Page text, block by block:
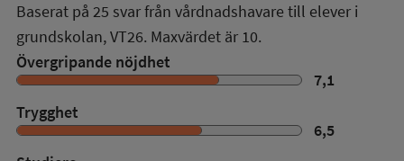
Baserat på 25 svar från vårdnadshavare till elever i
grundskolan,VT26. Maxvärdet är 10.
Övergripande nöjdhet
7,1
Trygghet
6,5